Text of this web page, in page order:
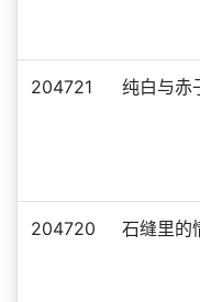
204721 纯白与赤
204720 石缝里的